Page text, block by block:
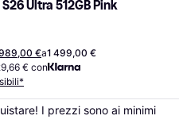
Ultra 512GB Pink
€a1 499,00 €
€ con
I prezzi sono ai minimi